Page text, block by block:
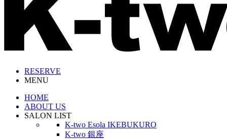
RESERVE
MENU
HOME
ABOUT US
SALON LIST
K-two Esola IKEBUKURO
K-two 銀座